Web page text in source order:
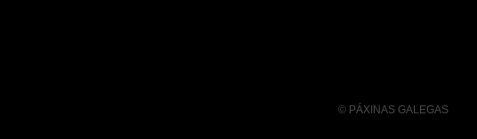
© PÁXINAS GALEGAS